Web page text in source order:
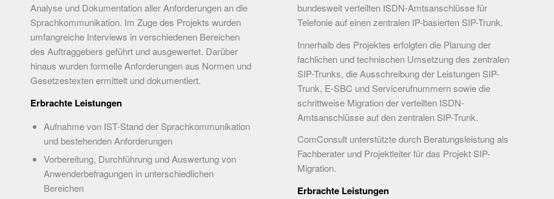
Analyse und Dokumentation aller Anforderungen an die
Sprachkommunikation. Im Zuge des Projekts wurden
umfangreiche Interviews in verschiedenen Bereichen
des Auftraggebers geführt und ausgewertet. Darüber
hinaus wurden formelle Anforderungen aus Normen und
Gesetzestexten ermittelt und dokumentiert.
Erbrachte Leistungen
Aufnahme von IST-Stand der Sprachkommunikation
und bestehenden Anforderungen
Vorbereitung, Durchführung und Auswertung von
Anwenderbefragungen in unterschiedlichen
Bereichen
bundesweit verteilten ISDN-Amtsanschlüsse für
Telefonie auf einen zentralen IP-basierten SIP-Trunk.
Innerhalb des Projektes erfolgten die Planung der
fachlichen und technischen Umsetzung des zentralen
SIP-Trunks, die Ausschreibung der Leistungen SIP-
Trunk, E-SBC und Servicerufnummern sowie die
schrittweise Migration der verteilten ISDN-
Amtsanschlüsse auf den zentralen SIP-Trunk.
ComConsult unterstützte durch Beratungsleistung als
Fachberater und Projektleiter für das Projekt SIP-
Migration.
Erbrachte Leistungen